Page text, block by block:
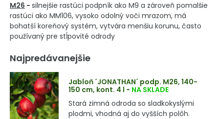
M26 - silnejšie rastúci podpník ako M9 a zároveň pomalšie
rastúci ako MM106, vysoko odolný voči mrazom, má
bohatší koreňový systém, vytvára menšiu korunu, často
používaný pre stĺpovité odrody
Najpredávanejšie
Jabloň ´JONATHAN´ podp. M26, 140-
150 cm, kont. 4 l - NA SKLADE
Stará zimná odroda so sladkokyslými
plodmi, vhodná aj do vyšších polôh.